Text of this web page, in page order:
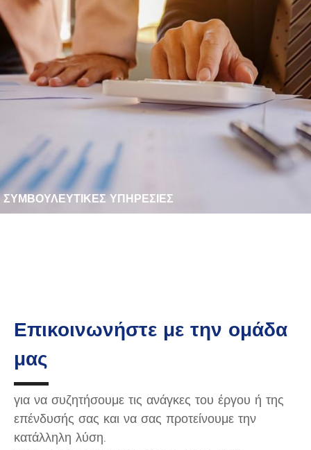
ΣΥΜΒΟΥΛΕΥΤΙΚΕΣ ΥΠΗΡΕΣΙΕΣ
Επικοινωνήστε με την ομάδα
μας
για να συζητήσουμε τις ανάγκες του έργου ή της
επένδυσής σας και να σας προτείνουμε την
κατάλληλη λύση.